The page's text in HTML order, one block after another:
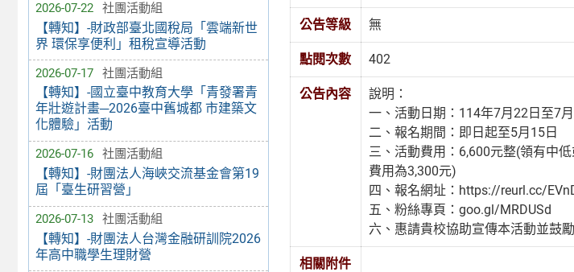
2026-07-22 社團活動組
【轉知】-財政部臺北國稅局「雲端新世
界 環保享便利」租稅宣導活動
2026-07-17 社團活動組
【轉知】-國立臺中教育大學「青發署青
年壯遊計畫─2026臺中舊城都 市建築文
化體驗」活動
2026-07-16 社團活動組
【轉知】-財團法人海峽交流基金會第19
屆「臺生研習營」
2026-07-13 社團活動組
【轉知】-財團法人台灣金融研訓院2026
年高中職學生理財營
公告等級 無
點閱次數 402
公告內容
說明：
一、活動日期：114年7月22日至7
二、報名期間：即日起至5月15日
三、活動費用：6,600元整(領有中
費用為3,300元)
四、報名網址：https://reurl.cc/
五、粉絲專頁：goo.gl/MRDUSd
六、惠請貴校協助宣傳本活動並鼓
相關附件